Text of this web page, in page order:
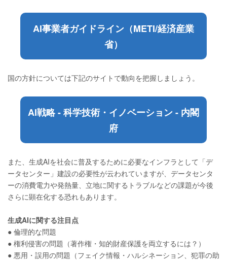
AI事業者ガイドライン（METI/経済産業
省）
国の方針については下記のサイトで動向を把握しましょう。
AI戦略 - 科学技術・イノベーション - 内閣
府
また、生成AIを社会に普及するために必要なインフラとして「デ
ータセンター」建設の必要性が云われていますが、データセンタ
ーの消費電力や発熱量、立地に関するトラブルなどの課題が今後
さらに顕在化する恐れもあります。
生成AIに関する注目点
● 倫理的な問題
● 権利侵害の問題（著作権・知的財産保護を両立するには？）
● 悪用・誤用の問題（フェイク情報・ハルシネーション、犯罪の助